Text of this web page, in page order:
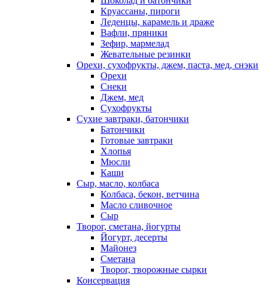
Круассаны, пироги
Леденцы, карамель и драже
Вафли, пряники
Зефир, мармелад
Жевательные резинки
Орехи, сухофрукты, джем, паста, мед, снэки
Орехи
Снеки
Джем, мед
Сухофрукты
Сухие завтраки, батончики
Батончики
Готовые завтраки
Хлопья
Мюсли
Каши
Сыр, масло, колбаса
Колбаса, бекон, ветчина
Масло сливочное
Сыр
Творог, сметана, йогурты
Йогурт, десерты
Майонез
Сметана
Творог, творожные сырки
Консервация